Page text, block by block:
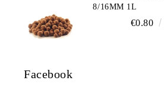
8/16ММ 1L
€0.80
Facebook